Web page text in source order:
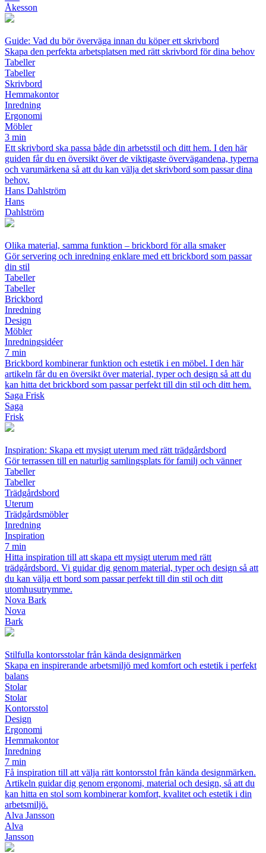
Åkesson
Guide: Vad du bör överväga innan du köper ett skrivbord
Skapa den perfekta arbetsplatsen med rätt skrivbord för dina behov
Tabeller
Tabeller
Skrivbord
Hemmakontor
Inredning
Ergonomi
Möbler
3 min
Ett skrivbord ska passa både din arbetsstil och ditt hem. I den här
guiden får du en översikt över de viktigaste övervägandena, typerna
och varumärkena så att du kan välja det skrivbord som passar dina
behov.
Hans Dahlström
Hans
Dahlström
Olika material, samma funktion – brickbord för alla smaker
Gör servering och inredning enklare med ett brickbord som passar
din stil
Tabeller
Tabeller
Brickbord
Inredning
Design
Möbler
Inredningsidéer
7 min
Brickbord kombinerar funktion och estetik i en möbel. I den här
artikeln får du en översikt över material, typer och design så att du
kan hitta det brickbord som passar perfekt till din stil och ditt hem.
Saga Frisk
Saga
Frisk
Inspiration: Skapa ett mysigt uterum med rätt trädgårdsbord
Gör terrassen till en naturlig samlingsplats för familj och vänner
Tabeller
Tabeller
Trädgårdsbord
Uterum
Trädgårdsmöbler
Inredning
Inspiration
7 min
Hitta inspiration till att skapa ett mysigt uterum med rätt
trädgårdsbord. Vi guidar dig genom material, typer och design så att
du kan välja ett bord som passar perfekt till din stil och ditt
utomhusutrymme.
Nova Bark
Nova
Bark
Stilfulla kontorsstolar från kända designmärken
Skapa en inspirerande arbetsmiljö med komfort och estetik i perfekt
balans
Stolar
Stolar
Kontorsstol
Design
Ergonomi
Hemmakontor
Inredning
7 min
Få inspiration till att välja rätt kontorsstol från kända designmärken.
Artikeln guidar dig genom ergonomi, material och design, så att du
kan hitta en stol som kombinerar komfort, kvalitet och estetik i din
arbetsmiljö.
Alva Jansson
Alva
Jansson